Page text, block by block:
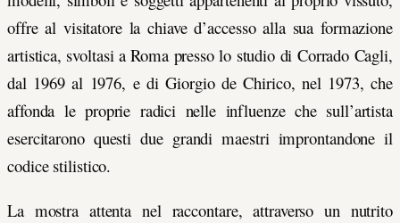
offre al visitatore la chiave d’accesso alla sua formazione
artistica, svoltasi a Roma presso lo studio di Corrado Cagli,
dal 1969 al 1976, e di Giorgio de Chirico, nel 1973, che
affonda le proprie radici nelle influenze che sull’artista
esercitarono questi due grandi maestri improntandone il
codice stilistico.
La mostra attenta nel raccontare, attraverso un nutrito